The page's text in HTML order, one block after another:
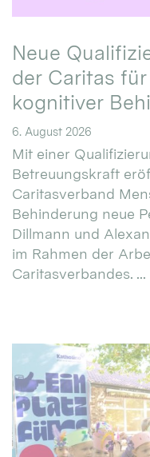
Neue
der Caritas
kognitiver
6. August 2026
Mit einer
Betreuungskraft
Caritasverband
Behinderung neue
Dillmann und
im Rahmen der
Caritasverbandes. ...